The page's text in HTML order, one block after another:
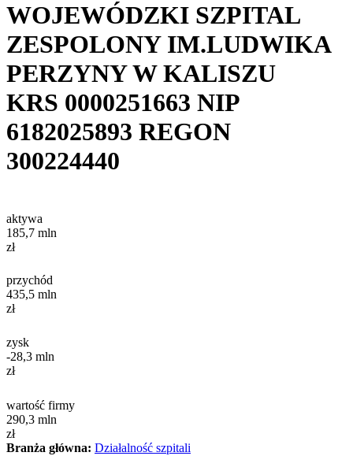
WOJEWÓDZKI SZPITAL
ZESPOLONY IM.LUDWIKA
PERZYNY W KALISZU
KRS 0000251663 NIP
6182025893 REGON
300224440
aktywa
185,7 mln
zł
przychód
435,5 mln
zł
zysk
-28,3 mln
zł
wartość firmy
290,3 mln
zł
Branża główna: Działalność szpitali